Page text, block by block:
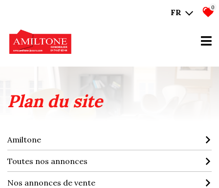
FR
0
plan du site
Amiltone
Toutes nos annonces
Nos annonces de vente